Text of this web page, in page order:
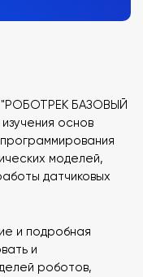
""РОБОТРЕК БАЗОВЫЙ
основ
моделей,
датчиковых
и подробная
и
роботов,